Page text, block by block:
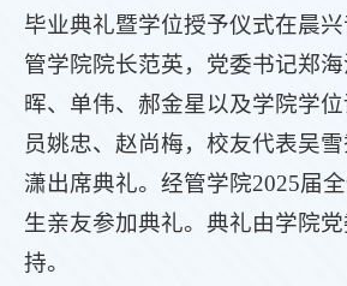
毕业典礼暨学位授予仪式在晨
管学院院长范英，党委书记郑
晖、单伟、郝金星以及学院学
员姚忠、赵尚梅，校友代表吴
潇出席典礼。经管学院2025届
生亲友参加典礼。典礼由学院
持。